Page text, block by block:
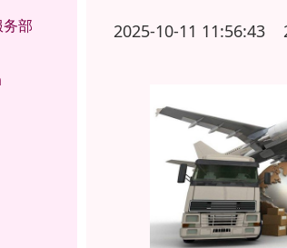
部
2025-10-11 11:56:43